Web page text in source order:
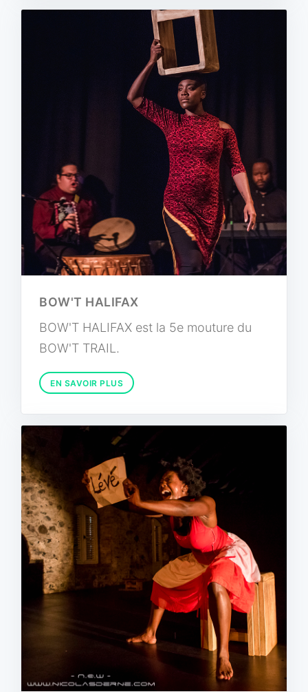
BOW'T HALIFAX
BOW'T HALIFAX est la 5e mouture du
BOW'T TRAIL.
EN SAVOIR PLUS